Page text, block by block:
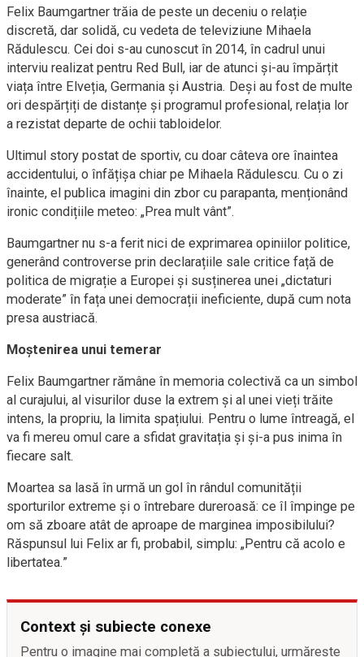
Felix Baumgartner trăia de peste un deceniu o relație
discretă, dar solidă, cu vedeta de televiziune Mihaela
Rădulescu. Cei doi s-au cunoscut în 2014, în cadrul unui
interviu realizat pentru Red Bull, iar de atunci și-au împărțit
viața între Elveția, Germania și Austria. Deși au fost de multe
ori despărțiți de distanțe și programul profesional, relația lor
a rezistat departe de ochii tabloidelor.
Ultimul story postat de sportiv, cu doar câteva ore înaintea
accidentului, o înfățișa chiar pe Mihaela Rădulescu. Cu o zi
înainte, el publica imagini din zbor cu parapanta, menționând
ironic condițiile meteo: „Prea mult vânt”.
Baumgartner nu s-a ferit nici de exprimarea opiniilor politice,
generând controverse prin declarațiile sale critice față de
politica de migrație a Europei și susținerea unei „dictaturi
moderate” în fața unei democrații ineficiente, după cum nota
presa austriacă.
Moștenirea unui temerar
Felix Baumgartner rămâne în memoria colectivă ca un simbol
al curajului, al visurilor duse la extrem și al unei vieți trăite
intens, la propriu, la limita spațiului. Pentru o lume întreagă, el
va fi mereu omul care a sfidat gravitația și și-a pus inima în
fiecare salt.
Moartea sa lasă în urmă un gol în rândul comunității
sporturilor extreme și o întrebare dureroasă: ce îl împinge pe
om să zboare atât de aproape de marginea imposibilului?
Răspunsul lui Felix ar fi, probabil, simplu: „Pentru că acolo e
libertatea.”
Context și subiecte conexe
Pentru o imagine mai completă a subiectului, urmărește